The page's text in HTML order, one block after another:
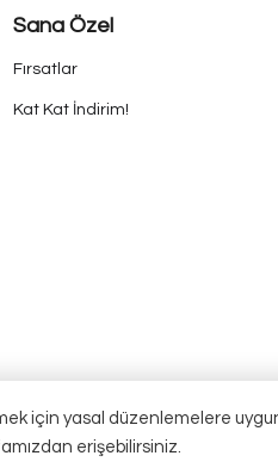
için yasal düzenlemelere
erişebilirsiniz.
Sana Özel
Fırsatlar
Kat Kat İndirim!